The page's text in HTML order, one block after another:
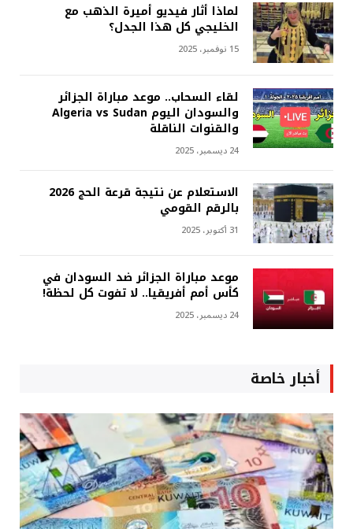
لماذا أثار فيديو أميرة الذهب مع
الخليجي كل هذا الجدل؟
15 نوفمبر، 2025
لقاء السحاب.. موعد مباراة الجزائر
والسودان اليوم Algeria vs Sudan
والقنوات الناقلة
24 ديسمبر، 2025
الاستعلام عن نتيجة قرعة الحج 2026
بالرقم القومي
31 أكتوبر، 2025
موعد مباراة الجزائر ضد السودان في
كأس أمم أفريقيا.. لا تفوت كل لحظة!
24 ديسمبر، 2025
أخبار خاصة